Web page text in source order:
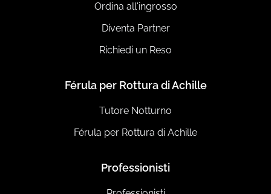
Ordina all'ingrosso
Diventa Partner
Richiedi un Reso
Férula per Rottura di Achille
Tutore Notturno
Férula per Rottura di Achille
Professionisti